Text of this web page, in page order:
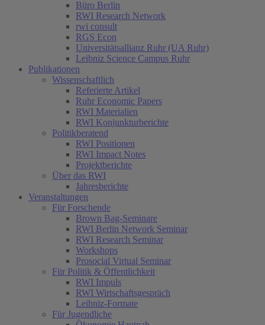
Büro Berlin
RWI Research Network
rwi consult
RGS Econ
Universitätsallianz Ruhr (UA Ruhr)
Leibniz Science Campus Ruhr
Publikationen
Wissenschaftlich
Referierte Artikel
Ruhr Economic Papers
RWI Materialien
RWI Konjunkturberichte
Politikberatend
RWI Positionen
RWI Impact Notes
Projektberichte
Über das RWI
Jahresberichte
Veranstaltungen
Für Forschende
Brown Bag-Seminare
RWI Berlin Network Seminar
RWI Research Seminar
Workshops
Prosocial Virtual Seminar
Für Politik & Öffentlichkeit
RWI Impuls
RWI Wirtschaftsgespräch
Leibniz-Formate
Für Jugendliche